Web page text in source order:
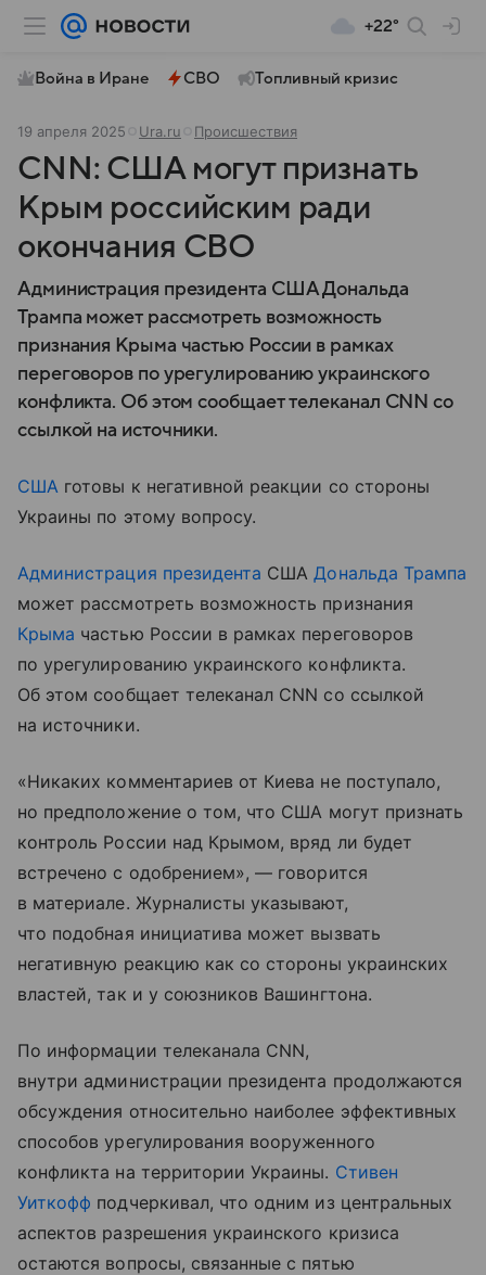
+22°
Война в Иране СВО Топливный кризис
19 апреля 2025 Ura.ru Происшествия
CNN: США могут признать
Крым российским ради
окончания СВО
Администрация президента США Дональда
Трампа может рассмотреть возможность
признания Крыма частью России в рамках
переговоров по урегулированию украинского
конфликта. Об этом сообщает телеканал CNN со
ссылкой на источники.
США готовы к негативной реакции со стороны
Украины по этому вопросу.
Администрация президента СШАДональда Трампа
может рассмотреть возможность признания
Крыма частью России в рамках переговоров
по урегулированию украинского конфликта.
Об этом сообщает телеканал CNN со ссылкой
на источники.
«Никаких комментариев от Киева не поступало,
но предположение о том, что США могут признать
контроль России над Крымом, вряд ли будет
встречено с одобрением», — говорится
в материале. Журналисты указывают,
что подобная инициатива может вызвать
негативную реакцию как со стороны украинских
властей, так и у союзников Вашингтона.
По информации телеканала CNN,
внутри администрации президента продолжаются
обсуждения относительно наиболее эффективных
способов урегулирования вооруженного
конфликта на территории Украины. Стивен
Уиткофф подчеркивал, что одним из центральных
аспектов разрешения украинского кризиса
остаются вопросы, связанные с пятью